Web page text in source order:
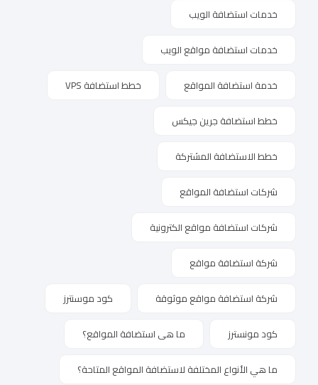
خدمات استضافة الويب
خدمات استضافة مواقع الويب
خدمة استضافة المواقع خطط استضافة VPS
خطط استضافة جرين جيكس
خطط الاستضافة المشتركة
شركات استضافة المواقع
شركات استضافة مواقع الكترونية
شركة استضافة مواقع
شركة استضافة مواقع موثوقة كود موسنترز
كود مونسترز ما هى استضافة المواقع؟
ما هي الأنواع المختلفة لاستضافة المواقع المتاحة؟